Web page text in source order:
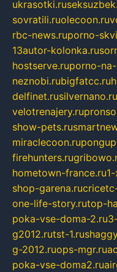
ukrasotki.ru
sovratili.ruolecoon.ru
rbc-news.ruporno-
13autor-kolonka.ru
hostserve.ruporno-
neznobi.rubigfatcc.ru
delfinet.rusilvernano.ru
velotrenajery.ru
show-pets.ru
miraclecoon.ru
firehunters.ru
hometown-france.ru
shop-garena.ru
one-life-story.rutop-
poka-vse-doma-2.ru
g2012.rutst-1.ru
g-2012.ruops-mgr.ru
poka-vse-doma2.ru